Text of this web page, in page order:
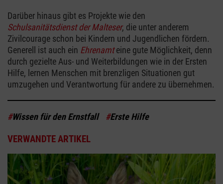
Darüber hinaus gibt es Projekte wie den
Schulsanitätsdienst der Malteser, die unter anderem
Zivilcourage schon bei Kindern und Jugendlichen fördern.
Generell ist auch ein Ehrenamteine gute Möglichkeit, denn
durch gezielte Aus- und Weiterbildungen wie in der Ersten
Hilfe, lernen Menschen mit brenzligen Situationen gut
umzugehen und Verantwortung für andere zu übernehmen.
#Wissen für den Ernstfall #Erste Hilfe
VERWANDTE ARTIKEL